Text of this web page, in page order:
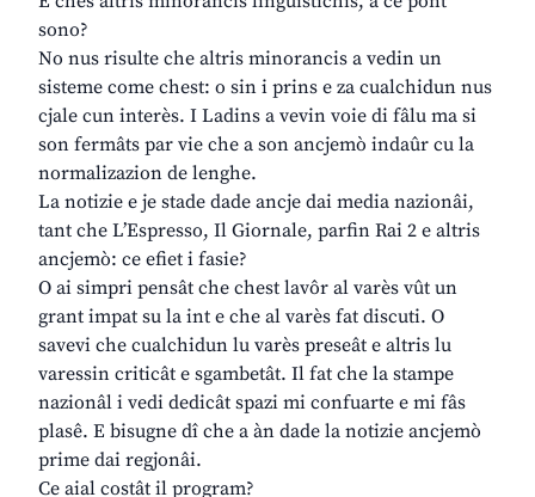
sono?
No nus risulte che altris minorancis a vedin un
sisteme come chest: o sin i prins e za cualchidun nus
cjale cun interès. I Ladins a vevin voie di fâlu ma si
son fermâts par vie che a son ancjemò indaûr cu la
normalizazion de lenghe.
La notizie e je stade dade ancje dai media nazionâi,
tant che L’Espresso, Il Giornale, parfin Rai 2 e altris
ancjemò: ce efiet i fasie?
O ai simpri pensât che chest lavôr al varès vût un
grant impat su la int e che al varès fat discuti. O
savevi che cualchidun lu varès preseât e altris lu
varessin criticât e sgambetât. Il fat che la stampe
nazionâl i vedi dedicât spazi mi confuarte e mi fâs
plasê. E bisugne dî che a àn dade la notizie ancjemò
prime dai regjonâi.
Ce aial costât il program?